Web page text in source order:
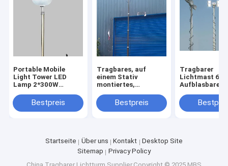
Portable Mobile
Light Tower LED
Lamp 2*300W
24V mobile
Sonnenlicht
Bestpreis
Tragbares, auf
einem Stativ
montiertes,
Lichtmastsystem
mit 6 m
Bestpreis
Tragbarer
Lichtmast 6m
Aufblasbarer
Lichtmast
Stativ
Startseite Über uns Kontakt
Desktop Site
Sitemap
Privacy Policy